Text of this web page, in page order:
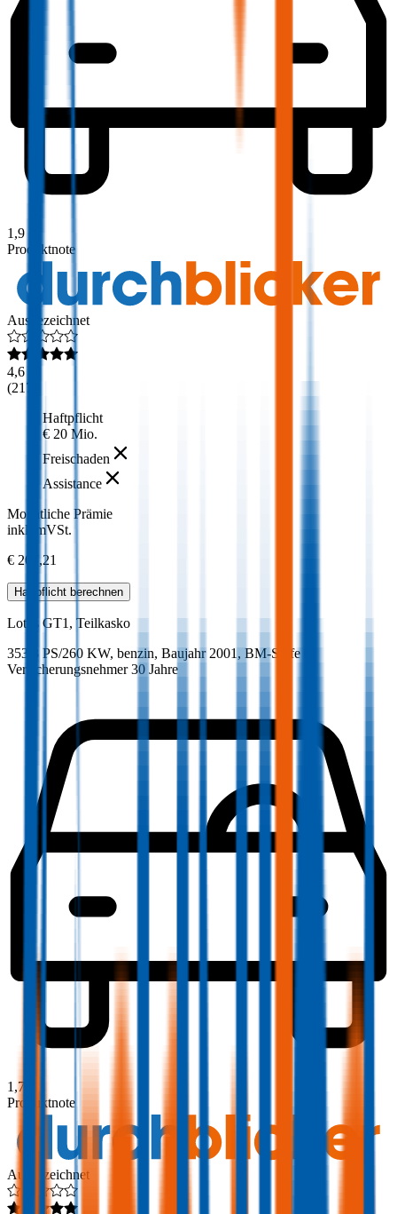
1,9
Produktnote
Ausgezeichnet
4,6
(217
Haftpflicht
€ 20 Mio.
Freischaden
Assistance
Monatliche Prämie
inkl. mVSt.
€ 207,21
Haftpflicht berechnen
Lotus GT1, Teilkasko
353.3 PS/260 KW, benzin, Baujahr 2001, BM-Stufe
Versicherungsnehmer 30 Jahre
1,7
Produktnote
Ausgezeichnet